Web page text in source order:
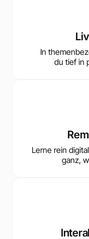
In
du tief in
Lerne rein
ganz,